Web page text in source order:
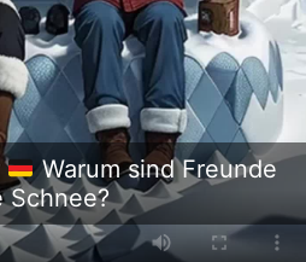
Warum sind Freunde
Schnee?